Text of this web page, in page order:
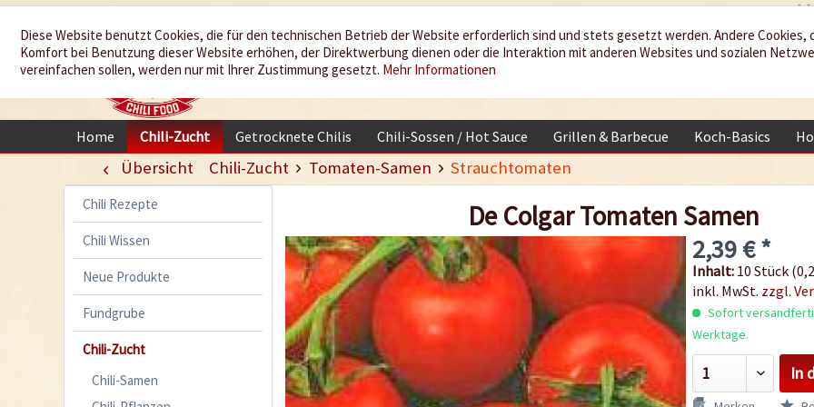
Wir würzen
Ihr Leben
Home Chili-Zucht Getrocknete Chilis Chili-Sossen / Hot Sauce Grillen & Barbecue Koch-Basics
Übersicht Chili-Zucht Tomaten-Samen Strauchtomaten
Chili Rezepte
Chili Wissen
Neue Produkte
Fundgrube
Chili-Zucht
Chili-Samen
De Colgar Tomaten Samen
2,39 € *
Inhalt: 10 Stück
inkl. MwSt. zzgl.
Sofort
Werktage.
In
Diese Website benutzt Cookies, die für den technischen Betrieb der Website erforderlich sind und stets gesetzt werden. Andere Cookies,
Komfort bei Benutzung dieser Website erhöhen, der Direktwerbung dienen oder die Interaktion mit anderen Websites und sozialen
vereinfachen sollen, werden nur mit Ihrer Zustimmung gesetzt. Mehr Informationen